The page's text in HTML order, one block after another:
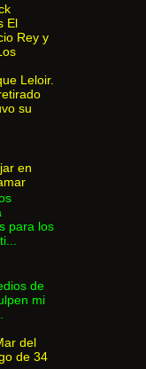
El
Rey y
Leloir.
su
en
para los
de
mi
del
de 34